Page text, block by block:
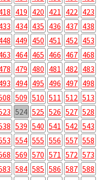
419 420 421 422 423
434 435 436 437 438
449 450 451 452 453
464 465 466 467 468
479 480 481 482 483
494 495 496 497 498
509 510 511 512 513
524 525 526 527 528
539 540 541 542 543
554 555 556 557 558
569 570 571 572 573
584 585 586 587 588